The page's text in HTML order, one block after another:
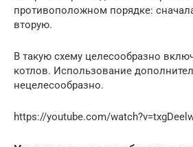
противоположном порядке:
вторую.
В такую схему целесообразно
котлов. Использование
нецелесообразно.
https://youtube.com/